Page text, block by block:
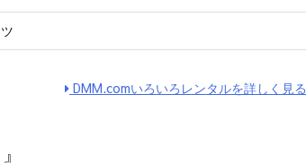
DMM.comいろいろレンタルを詳しく見る